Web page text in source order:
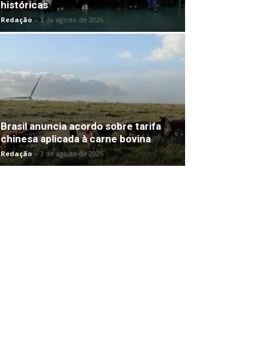
históricas
Redação - 3 de agosto de 2026
Brasil anuncia acordo sobre tarifa
chinesa aplicada à carne bovina
Redação - 3 de agosto de 2026